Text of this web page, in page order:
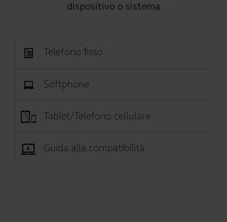
dispositivo o sistema
Telefono fisso
Softphone
Tablet/Telefono cellulare
Guida alla compatibilità